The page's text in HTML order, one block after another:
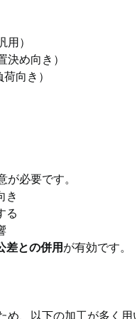
）
決め向き）
向き）
必要です。
き
る
差との併用 が有効です。
、以下の加工が多く用